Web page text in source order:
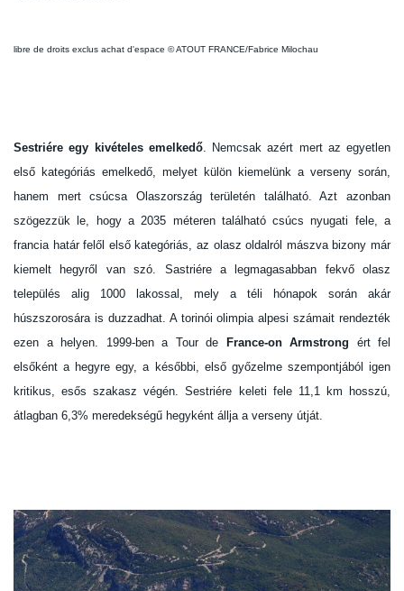
libre de droits exclus achat d'espace © ATOUT FRANCE/Fabrice Milochau
Sestriére egy kivételes emelkedő. Nemcsak azért mert az egyetlen
első kategóriás emelkedő, melyet külön kiemelünk a verseny során,
hanem mert csúcsa Olaszország területén található. Azt azonban
szögezzük le, hogy a 2035 méteren található csúcs nyugati fele, a
francia határ felől első kategóriás, az olasz oldalról mászva bizony már
kiemelt hegyről van szó. Sastriére a legmagasabban fekvő olasz
település alig 1000 lakossal, mely a téli hónapok során akár
húszszorosára is duzzadhat. A torinói olimpia alpesi számait rendezték
ezen a helyen. 1999-ben a Tour de
France-on Armstrong ért fel
elsőként a hegyre egy, a későbbi, első győzelme szempontjából igen
kritikus, esős szakasz végén. Sestriére keleti fele 11,1 km hosszú,
átlagban 6,3% meredekségű hegyként állja a verseny útját.